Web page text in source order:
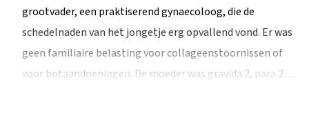
grootvader, een praktiserend gynaecoloog, die de
schedelnaden van het jongetje erg opvallend vond. Er was
geen familiaire belasting voor collageenstoornissen of
voor botaandoeningen. De moeder was gravida 2, para 2…